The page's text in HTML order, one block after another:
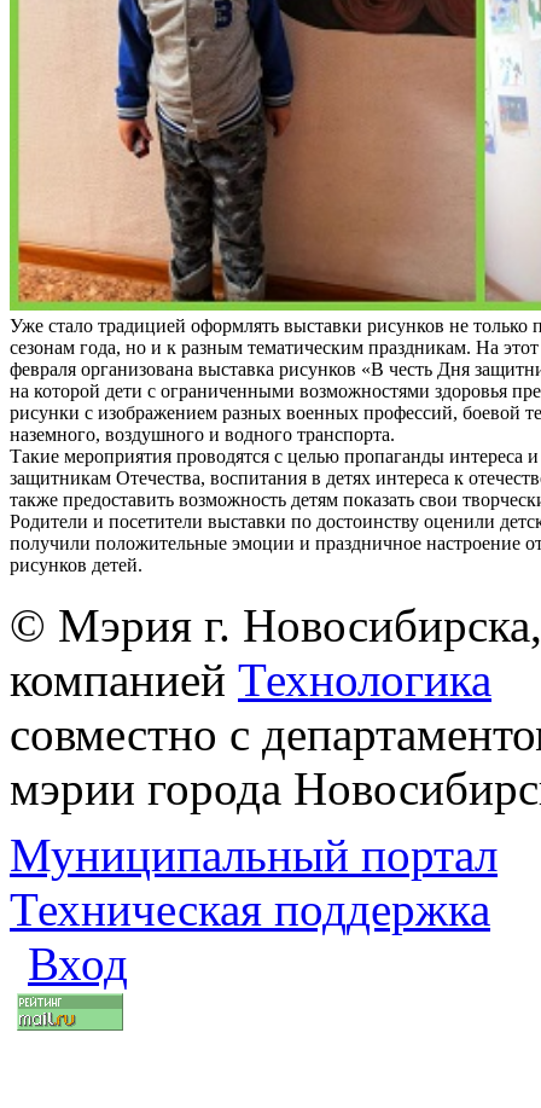
Уже стало традицией оформлять выставки рисунков не
сезонам года, но и к разным тематическим праздникам. На этот
февраля организована выставка рисунков «В честь Дня
на которой дети с ограниченными возможностями здоровья
рисунки с изображением разных военных профессий, боевой
наземного, воздушного и водного транспорта.
Такие мероприятия проводятся с целью пропаганды интереса
защитникам Отечества, воспитания в детях интереса к
также предоставить возможность детям показать свои
Родители и посетители выставки по достоинству оценили
получили положительные эмоции и праздничное настроение
рисунков детей.
© Мэрия г.
компанией Технологика
совместно с
мэрии города
Муниципальный портал
Техническая поддержка
Вход